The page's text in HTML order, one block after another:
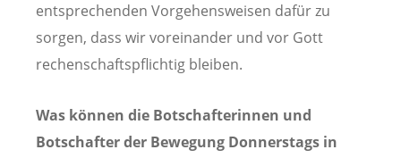
entsprechenden Vorgehensweisen dafür zu
sorgen, dass wir voreinander und vor Gott
rechenschaftspflichtig bleiben.
Was können die Botschafterinnen und
Botschafter der Bewegung Donnerstags in